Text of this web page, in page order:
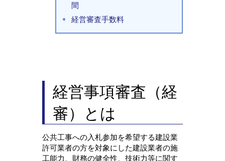
間
経営審査手数料
経営事項審査（経
審）とは
公共工事への入札参加を希望する建設業
許可業者の方を対象にした建設業者の施
工能力、財務の健全性、技術力等に関す